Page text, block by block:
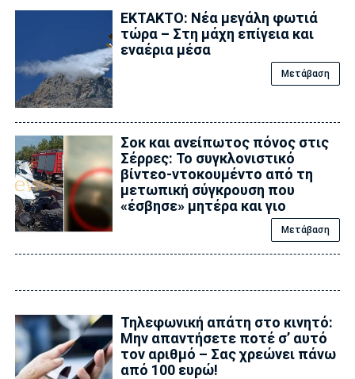
ΕΚΤΑΚΤΟ: Νέα μεγάλη φωτιά
τώρα – Στη μάχη επίγεια και
εναέρια μέσα
Μετάβαση
Σοκ και ανείπωτος πόνος στις
Σέρρες: Το συγκλονιστικό
βίντεο-ντοκουμέντο από τη
μετωπική σύγκρουση που
«έσβησε» μητέρα και γιο
Μετάβαση
Τηλεφωνική απάτη στο κινητό:
Μην απαντήσετε ποτέ σ’ αυτό
τον αριθμό – Σας χρεώνει πάνω
από 100 ευρώ!